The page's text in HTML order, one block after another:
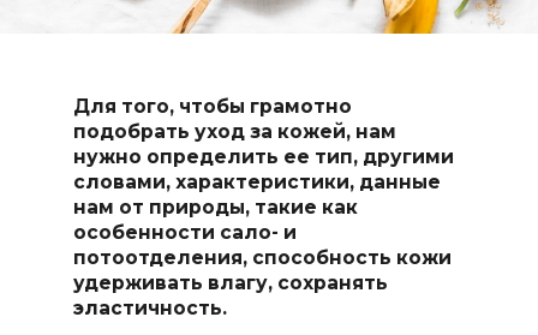
Для того, чтобы грамотно
подобрать уход за кожей, нам
нужно определить ее тип, другими
словами, характеристики, данные
нам от природы, такие как
особенности сало- и
потоотделения, способность кожи
удерживать влагу, сохранять
эластичность.